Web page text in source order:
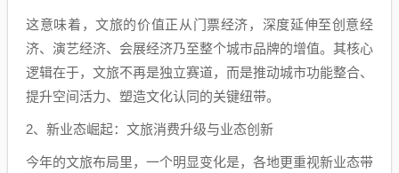
这意味着，文旅的价值正从门票经济，深度延伸至创意经
济、演艺经济、会展经济乃至整个城市品牌的增值。其核心
逻辑在于，文旅不再是独立赛道，而是推动城市功能整合、
提升空间活力、塑造文化认同的关键纽带。
2、新业态崛起：文旅消费升级与业态创新
今年的文旅布局里，一个明显变化是，各地更重视新业态带